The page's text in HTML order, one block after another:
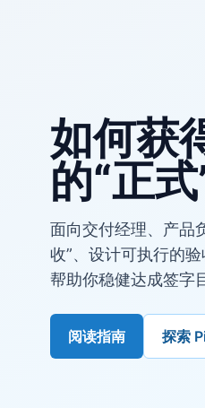
如何获
的“正
面向交付经理、产品
收”、设计可执行的
帮助你稳健达成签字
阅读指南 探索